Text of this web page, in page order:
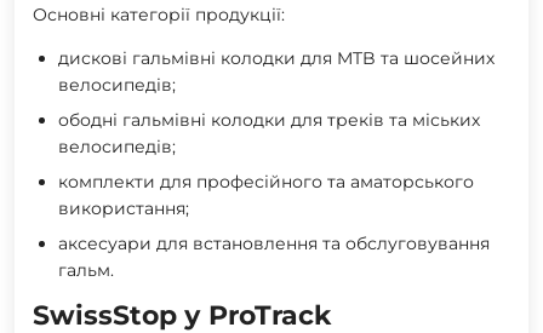
Основні категорії продукції:
дискові гальмівні колодки для MTB та шосейних
велосипедів;
ободні гальмівні колодки для треків та міських
велосипедів;
комплекти для професійного та аматорського
використання;
аксесуари для встановлення та обслуговування
гальм.
SwissStop у ProTrack